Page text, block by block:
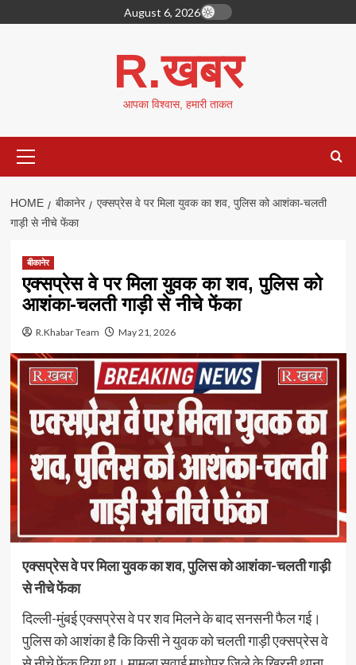
to
August 6, 2026
R.खबर
आपका विश्वास, हमारी ताकत
Menu
HOME बीकानेर
एक्सप्रेस वे पर मिला युवक का शव, पुलिस को आशंका-चलती
गाड़ी से नीचे फेंका
बीकानेर
एक्सप्रेस वे पर मिला युवक का शव, पुलिस को
आशंका-चलती गाड़ी से नीचे फेंका
R.Khabar Team May 21, 2026
एक्सप्रेस वे पर मिला युवक का शव, पुलिस को आशंका-चलती गाड़ी
से नीचे फेंका
दिल्ली-मुंबई एक्सप्रेस वे पर शव मिलने के बाद सनसनी फैल गई।
पुलिस को आशंका है कि किसी ने युवक को चलती गाड़ी एक्सप्रेस वे